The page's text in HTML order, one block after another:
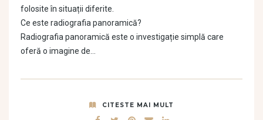
folosite în situații diferite.
Ce este radiografia panoramică?
Radiografia panoramică este o investigație simplă care
oferă o imagine de…
CITESTE MAI MULT